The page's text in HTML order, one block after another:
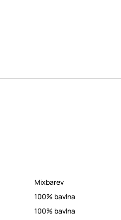
Mixbarev
100% bavlna
100% bavlna